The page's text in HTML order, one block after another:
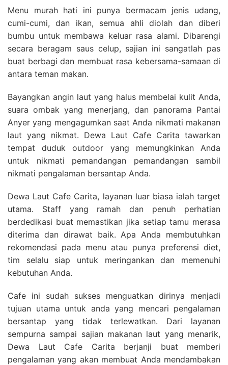
Menu murah hati ini punya bermacam jenis udang,
cumi-cumi, dan ikan, semua ahli diolah dan diberi
bumbu untuk membawa keluar rasa alami. Dibarengi
secara beragam saus celup, sajian ini sangatlah pas
buat berbagi dan membuat rasa kebersama-samaan di
antara teman makan.
Bayangkan angin laut yang halus membelai kulit Anda,
suara ombak yang menerjang, dan panorama Pantai
Anyer yang mengagumkan saat Anda nikmati makanan
laut yang nikmat. Dewa Laut Cafe Carita tawarkan
tempat duduk outdoor yang memungkinkan Anda
untuk nikmati pemandangan pemandangan sambil
nikmati pengalaman bersantap Anda.
Dewa Laut Cafe Carita, layanan luar biasa ialah target
utama. Staff yang ramah dan penuh perhatian
berdedikasi buat memastikan jika setiap tamu merasa
diterima dan dirawat baik. Apa Anda membutuhkan
rekomendasi pada menu atau punya preferensi diet,
tim selalu siap untuk meringankan dan memenuhi
kebutuhan Anda.
Cafe ini sudah sukses menguatkan dirinya menjadi
tujuan utama untuk anda yang mencari pengalaman
bersantap yang tidak terlewatkan. Dari layanan
sempurna sampai sajian makanan laut yang menarik,
Dewa Laut Cafe Carita berjanji buat memberi
pengalaman yang akan membuat Anda mendambakan